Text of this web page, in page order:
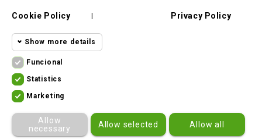
Klient Ütleb
Cookie Policy Privacy Policy
Show more details
and using it's basic funcions. This
Statistics
cookies
Marketing
cookies
Funcional
Statistics
Marketing
Allow
necessary
Allow selected Allow all